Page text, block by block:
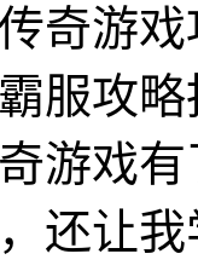
奇游
服攻
游戏
还让